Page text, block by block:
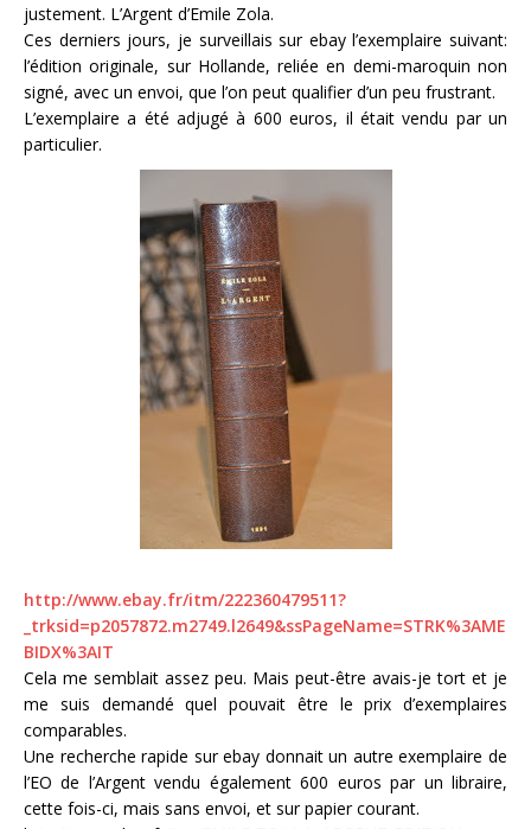
justement. L’Argent d’Emile Zola.
Ces derniers jours, je surveillais sur ebay l’exemplaire suivant:
l’édition originale, sur Hollande, reliée en demi-maroquin non
signé, avec un envoi, que l’on peut qualifier d’un peu frustrant.
L’exemplaire a été adjugé à 600 euros, il était vendu par un
particulier.
http://www.ebay.fr/itm/222360479511?
_trksid=p2057872.m2749.l2649&ssPageName=STRK%3AME
BIDX%3AIT
Cela me semblait assez peu. Mais peut-être avais-je tort et je
me suis demandé quel pouvait être le prix d’exemplaires
comparables.
Une recherche rapide sur ebay donnait un autre exemplaire de
l’EO de l’Argent vendu également 600 euros par un libraire,
cette fois-ci, mais sans envoi, et sur papier courant.